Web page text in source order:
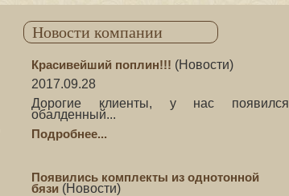
Новости компании
Красивейший поплин!!! (Новости)
2017.09.28
Дорогие клиенты, у нас появился
обалденный...
Подробнее...
Появились комплекты из однотонной
бязи (Новости)